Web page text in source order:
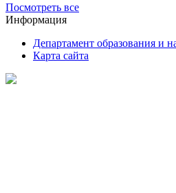
Посмотреть все
Информация
Департамент образования и
Карта сайта